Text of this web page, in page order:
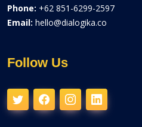
Phone: +62 851-6299-2597
Email: hello@dialogika.co
Follow Us